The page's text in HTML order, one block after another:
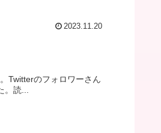
2023.11.20
Twitterのフォロワーさん
。読...